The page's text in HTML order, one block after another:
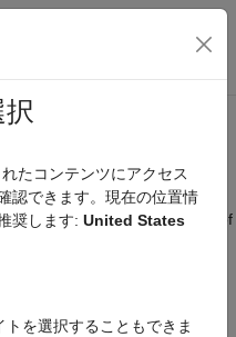
ゲーション メ
A7-1-5
apart from following cases:
the same type as return type of
(3) to declare parameters
to declare a function
たコンテンツにアクセス
認できます。現在の位置情
奨します: United States
を選択することもできま